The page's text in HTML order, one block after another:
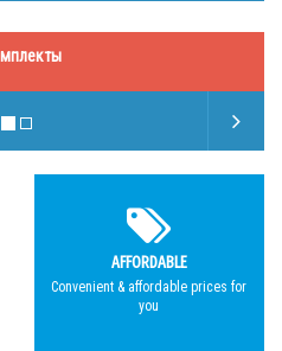
AFFORDABLE
Convenient & affordable prices for
you